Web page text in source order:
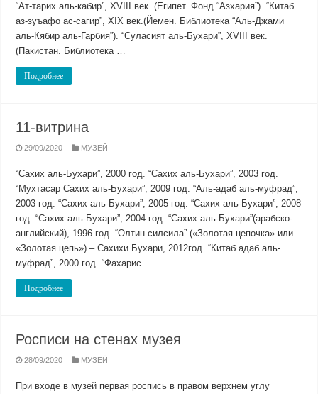
“Ат-тарих аль-кабир”, ХVIII век. (Египет. Фонд “Азхария”). “Китаб
аз-зуъафо ас-сагир”, ХIХ век.(Йемен. Библиотека “Аль-Джами
аль-Кябир аль-Гарбия”). “Суласият аль-Бухари”, ХVIII век.
(Пакистан. Библиотека …
Подробнее
11-витрина
29/09/2020 МУЗЕЙ
“Сахих аль-Бухари”, 2000 год. “Сахих аль-Бухари”, 2003 год.
“Мухтасар Сахих аль-Бухари”, 2009 год. “Аль-адаб аль-муфрад”,
2003 год. “Сахих аль-Бухари”, 2005 год. “Сахих аль-Бухари”, 2008
год. “Сахих аль-Бухари”, 2004 год. “Сахих аль-Бухари”(арабско-
английский), 1996 год. “Олтин силсила” («Золотая цепочка» или
«Золотая цепь») – Сахихи Бухари, 2012год. “Китаб адаб аль-
муфрад”, 2000 год. “Фахарис …
Подробнее
Росписи на стенах музея
28/09/2020 МУЗЕЙ
При входе в музей первая роспись в правом верхнем углу